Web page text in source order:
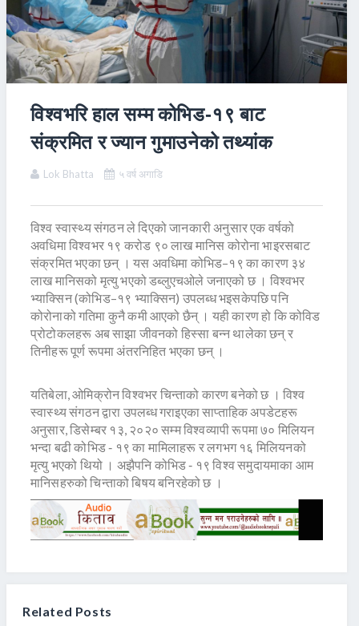
विश्वभरि हाल सम्म कोभिड‐१९ बाट
संक्रमित र ज्यान गुमाउनेको तथ्यांक
Lok Bhatta ५ वर्ष अगाडि
विश्व स्वास्थ्य संगठन ले दिएको जानकारी अनुसार एक वर्षको
अवधिमा विश्वभर १९ करोड ९० लाख मानिस कोरोना भाइरसबाट
संक्रमित भएका छन् । यस अवधिमा कोभिड–१९ का कारण ३४
लाख मानिसको मृत्यु भएको डब्लुएचओले जनाएको छ । विश्वभर
भ्याक्सिन (कोभिड–१९ भ्याक्सिन) उपलब्ध भइसकेपछि पनि
कोरोनाको गतिमा कुनै कमी आएको छैन् । यही कारण हो कि कोविड
प्रोटोकलहरू अब साझा जीवनको हिस्सा बन्न थालेका छन् र
तिनीहरू पूर्ण रूपमा अंतरनिहित भएका छन् ।
यतिबेला, ओमिक्रोन विश्वभर चिन्ताको कारण बनेको छ । विश्व
स्वास्थ्य संगठन द्वारा उपलब्ध गराइएका साप्ताहिक अपडेटहरू
अनुसार, डिसेम्बर १३, २०२० सम्म विश्वव्यापी रूपमा ७० मिलियन
भन्दा बढी कोभिड ‐ १९ का मामिलाहरू र लगभग १६ मिलियनको
मृत्यु भएको थियो । अझैपनि कोभिड ‐ १९ विश्व समुदायमाका आम
मानिसहरुको चिन्ताको बिषय बनिरहेको छ ।
Related Posts